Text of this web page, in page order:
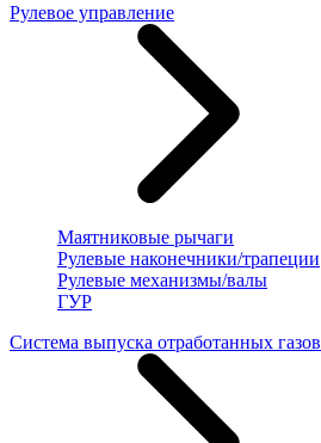
Рулевое управление
Маятниковые рычаги
Рулевые наконечники/трапеции
Рулевые механизмы/валы
ГУР
Система выпуска отработанных газов